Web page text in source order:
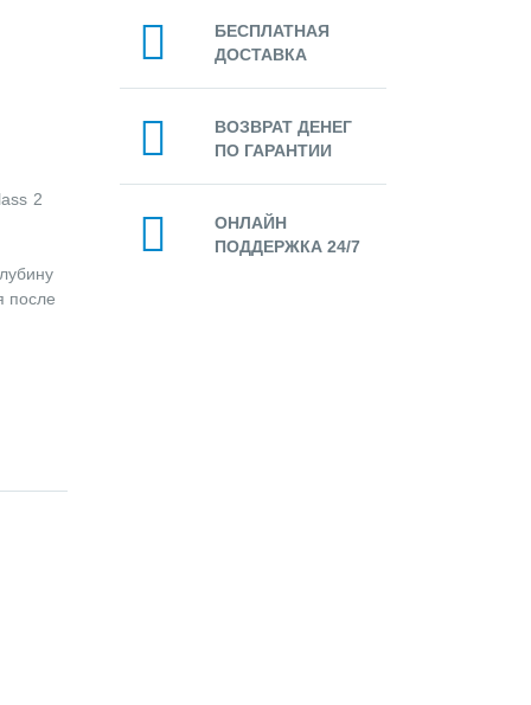
2
после
БЕСПЛАТНАЯ
ДОСТАВКА
ВОЗВРАТ ДЕНЕГ
ПО ГАРАНТИИ
ОНЛАЙН
ПОДДЕРЖКА 24/7